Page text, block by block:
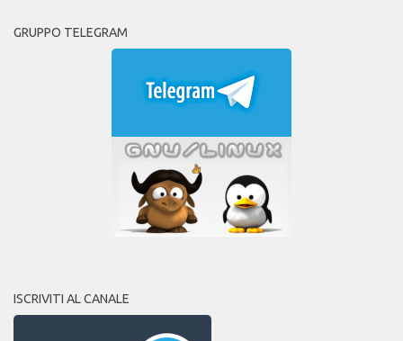
GRUPPO TELEGRAM
ISCRIVITI AL CANALE